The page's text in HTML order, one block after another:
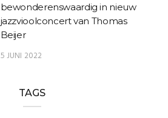
bewonderenswaardig in nieuw
jazzvioolconcert van Thomas
Beijer
5 JUNI 2022
TAGS